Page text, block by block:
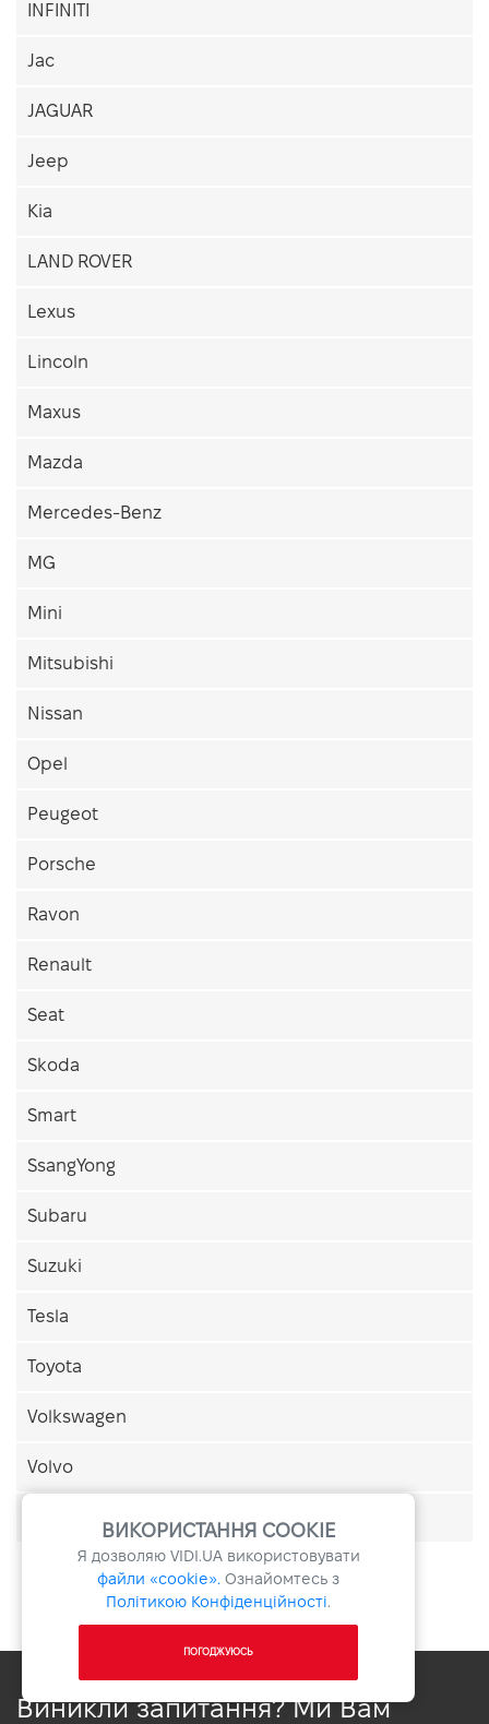
INFINITI
Jac
JAGUAR
Jeep
Kia
LAND ROVER
Lexus
Lincoln
Maxus
Mazda
Mercedes-Benz
MG
Mini
Mitsubishi
Nissan
Opel
Peugeot
Porsche
Ravon
Renault
Seat
Skoda
Smart
SsangYong
Subaru
Suzuki
Tesla
Toyota
Volkswagen
Volvo
Виникли запитання? Ми Вам
ВИКОРИСТАННЯ COOKIE
Я дозволяю VIDI.UAвикористовувати
файли «cookie». Ознайомтесь з
Політикою Конфіденційності.
ПОГОДЖУЮСЬ